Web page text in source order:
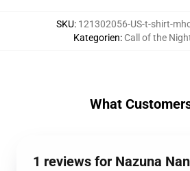
SKU: 121302056-US-t-shirt-
Kategorien: Call of the
What
1 reviews for Nazuna